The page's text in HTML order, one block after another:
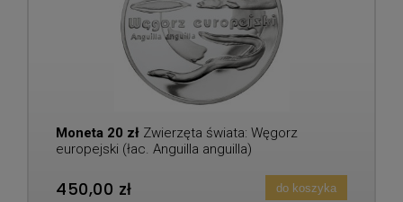
Moneta 20 zł Zwierzęta świata: Węgorz
europejski (łac. Anguilla anguilla)
450,00 zł do koszyka